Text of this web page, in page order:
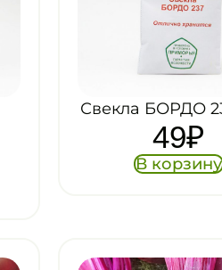
Свекла БОРДО
49₽
В корзину